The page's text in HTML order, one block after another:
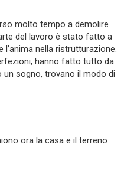
molto tempo a demolire
del lavoro è stato fatto a
nella ristrutturazione.
hanno fatto tutto da
un sogno, trovano il modo di
ora la casa e il terreno